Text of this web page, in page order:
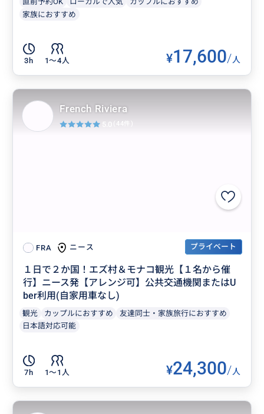
家族におすすめ
3h 1〜4人 ¥17,600/人
FRA ニース プライベート
１日で２か国！エズ村＆モナコ観光【１名から催
行】ニース発【アレンジ可】公共交通機関またはU
ber利用(自家用車なし)
観光 カップルにおすすめ
友達同士・家族旅行におすすめ
日本語対応可能
7h 1〜1人 ¥24,300/人
French Riviera
5.0 (44件)